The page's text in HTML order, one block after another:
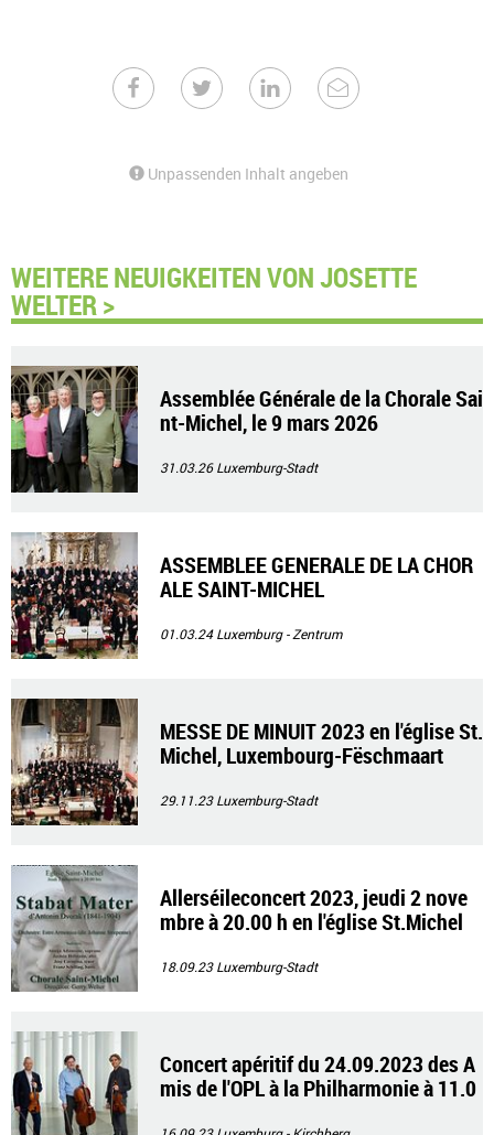
Unpassenden Inhalt angeben
WEITERE NEUIGKEITEN VON JOSETTE
WELTER >
Assemblée Générale de la Chorale Sai
nt-Michel, le 9 mars 2026
31.03.26Luxemburg-Stadt
ASSEMBLEE GENERALE DE LA CHOR
ALE SAINT-MICHEL
01.03.24Luxemburg - Zentrum
MESSE DE MINUIT 2023 en l'église St.
Michel, Luxembourg-Fëschmaart
29.11.23Luxemburg-Stadt
Allerséileconcert 2023, jeudi 2 nove
mbre à 20.00 h en l'église St.Michel
18.09.23Luxemburg-Stadt
Concert apéritif du 24.09.2023 des A
mis de l'OPL à la Philharmonie à 11.0